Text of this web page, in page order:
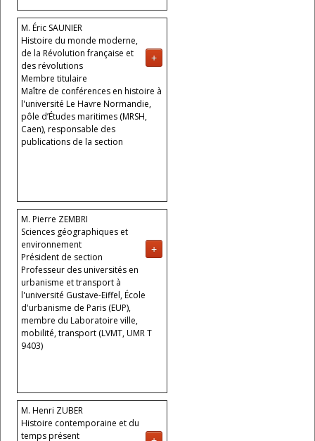
M. Éric SAUNIER
+
Histoire du monde moderne,
de la Révolution française et
des révolutions
Membre titulaire
Maître de conférences en histoire à
l'université Le Havre Normandie,
pôle d’Études maritimes (MRSH,
Caen), responsable des
publications de la section
M. Pierre ZEMBRI
+
Sciences géographiques et
environnement
Président de section
Professeur des universités en
urbanisme et transport à
l'université Gustave-Eiffel, École
d'urbanisme de Paris (EUP),
membre du Laboratoire ville,
mobilité, transport (LVMT, UMR T
9403)
M. Henri ZUBER
Histoire contemporaine et du
temps présent